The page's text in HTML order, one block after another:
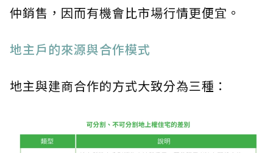
仲銷售，因而有機會比市場行情更便宜。
地主戶的來源與合作模式
地主與建商合作的方式大致分為三種：